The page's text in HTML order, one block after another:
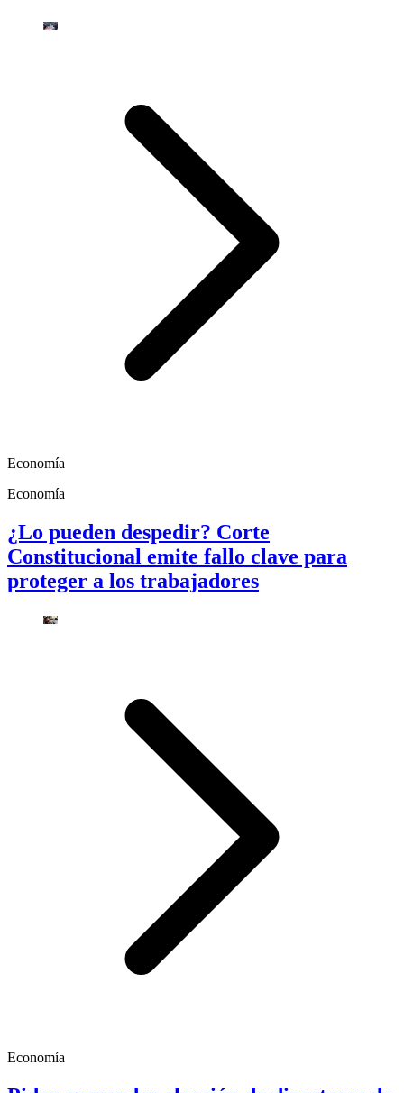
Economía
Economía
¿Lo pueden despedir? Corte
Constitucional emite fallo clave para
proteger a los trabajadores
Economía